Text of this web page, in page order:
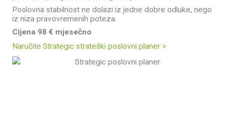
Poslovna stabilnost ne dolazi iz jedne dobre odluke, nego
iz niza pravovremenih poteza.
Cijena 98 € mjesečno
Naručite Strategic strateški poslovni planer >